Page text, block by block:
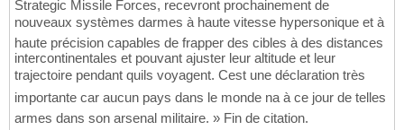
Strategic Missile Forces, recevront prochainement de
nouveaux systèmes darmes à haute vitesse hypersonique et à
haute précision capables de frapper des cibles à des distances
intercontinentales et pouvant ajuster leur altitude et leur
trajectoire pendant quils voyagent. Cest une déclaration très
importante car aucun pays dans le monde na à ce jour de telles
armes dans son arsenal militaire. » Fin de citation.